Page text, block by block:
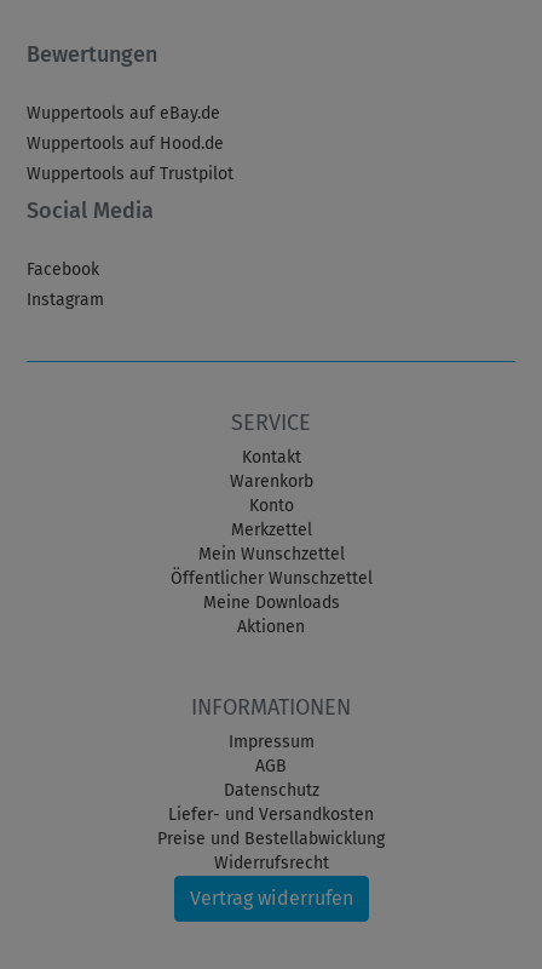
Bewertungen
Wuppertools auf eBay.de
Wuppertools auf Hood.de
Wuppertools auf Trustpilot
Social Media
Facebook
Instagram
SERVICE
Kontakt
Warenkorb
Konto
Merkzettel
Mein Wunschzettel
Öffentlicher Wunschzettel
Meine Downloads
Aktionen
INFORMATIONEN
Impressum
AGB
Datenschutz
Liefer- und Versandkosten
Preise und Bestellabwicklung
Widerrufsrecht
Vertrag widerrufen